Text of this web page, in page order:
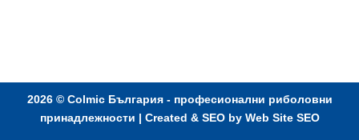
2026 © Colmic България - професионални риболовни
принадлежности | Created & SEO by Web Site SEO